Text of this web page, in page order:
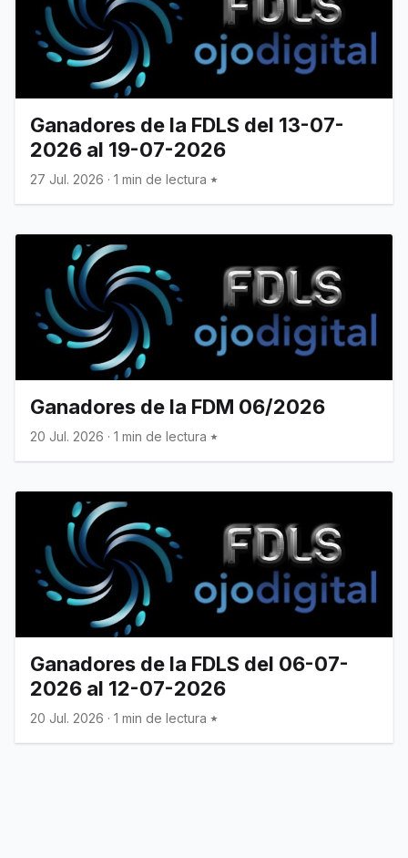
Ganadores de la FDLS del 13-07-
2026 al 19-07-2026
27 Jul. 2026 · 1 min de lectura
Ganadores de la FDM 06/2026
20 Jul. 2026 · 1 min de lectura
Ganadores de la FDLS del 06-07-
2026 al 12-07-2026
20 Jul. 2026 · 1 min de lectura